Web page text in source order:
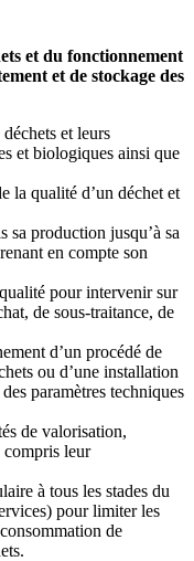
et du fonctionnement
et de stockage des
et leurs
et biologiques ainsi que
la qualité d’un déchet et
sa production jusqu’à sa
en compte son
pour intervenir sur
de sous-traitance, de
d’un procédé de
ou d’une installation
paramètres techniques
de valorisation,
compris leur
à tous les stades du
pour limiter les
de